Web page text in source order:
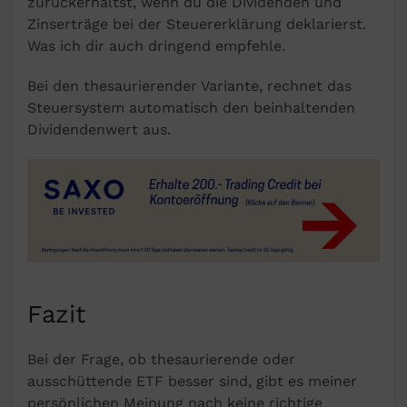
Zinserträge bei der Steuererklärung deklarierst.
Was ich dir auch dringend empfehle.
Bei den thesaurierender Variante, rechnet das
Steuersystem automatisch den beinhaltenden
Dividendenwert aus.
Fazit
Bei der Frage, ob thesaurierende oder
ausschüttende ETF besser sind, gibt es meiner
persönlichen Meinung nach keine richtige